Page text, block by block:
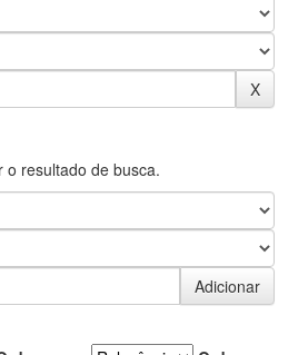
o resultado de busca.